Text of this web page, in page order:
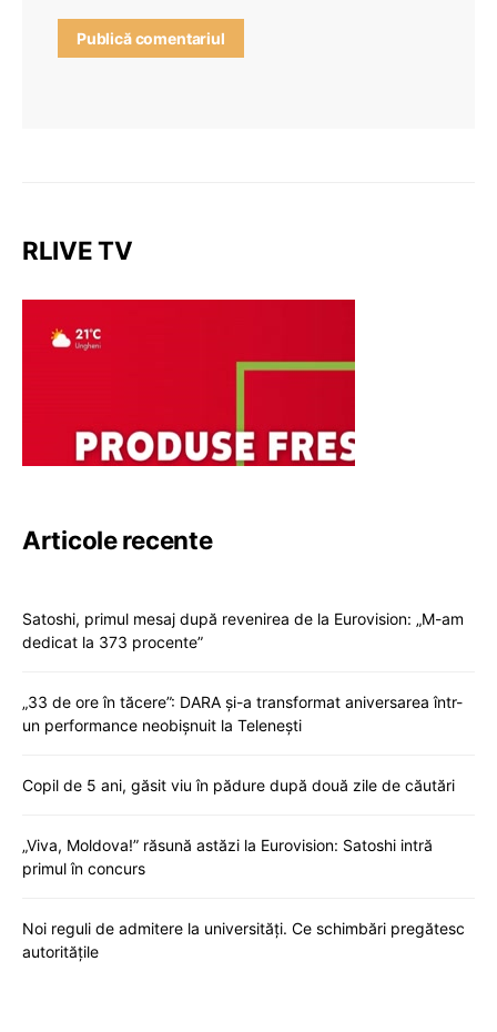
RLIVE TV
Articole recente
Satoshi, primul mesaj după revenirea de la Eurovision: „M-am
dedicat la 373 procente”
„33 de ore în tăcere”: DARA și-a transformat aniversarea într-
un performance neobișnuit la Telenești
Copil de 5 ani, găsit viu în pădure după două zile de căutări
„Viva, Moldova!” răsună astăzi la Eurovision: Satoshi intră
primul în concurs
Noi reguli de admitere la universități. Ce schimbări pregătesc
autoritățile